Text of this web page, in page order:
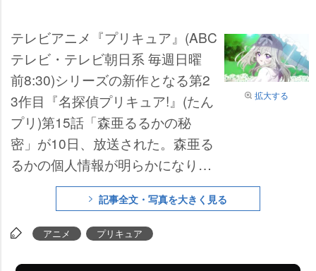
拡大する
テレビアニメ『プリキュア』(ABC
テレビ・テレビ朝日系 毎週日曜
前8:30)シリーズの新作となる第2
3作目『名探偵プリキュア!』(たん
プリ)第15話「森亜るるかの秘
密」が10日、放送された。森亜る
るかの個人情報が明らかになり、
ネット上で話題となっている。
記事全文・写真を大きく見る
アニメ プリキュア